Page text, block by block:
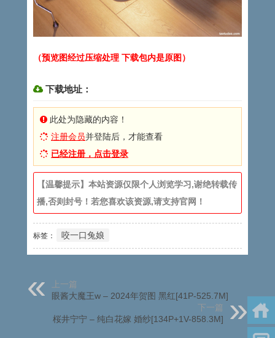
（预览图经过压缩处理 下载包内是原图）
下载地址：
此处为隐藏的内容！
注册会员并登陆后，才能查看
已经注册，点击登录
【温馨提示】本站资源仅限个人浏览学习,谢绝转载传
播,否则封号！若您喜欢该资源,请支持官网！
标签： 咬一口兔娘
上一篇
眼酱大魔王w – 2024年贺图 黑红[41P-525.7M]
下一篇
桜井宁宁 – 纯白花嫁 婚纱[134P+1V-858.3M]